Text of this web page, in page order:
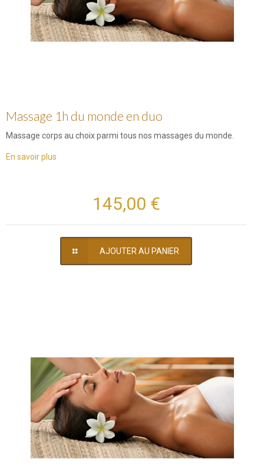
Massage 1h du monde en duo
Massage corps au choix parmi tous nos massages du monde.
En savoir plus
145,00 €
AJOUTER AU PANIER